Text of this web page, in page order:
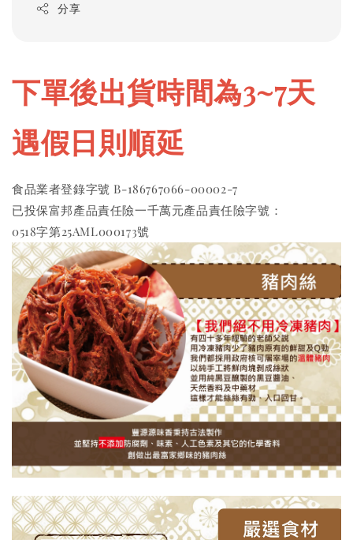
分享
下單後出貨時間為3~7天
遇假日則順延
食品業者登錄字號 B-186767066-00002-7
已投保富邦產品責任險一千萬元產品責任險字號：
0518字第25AML000173號